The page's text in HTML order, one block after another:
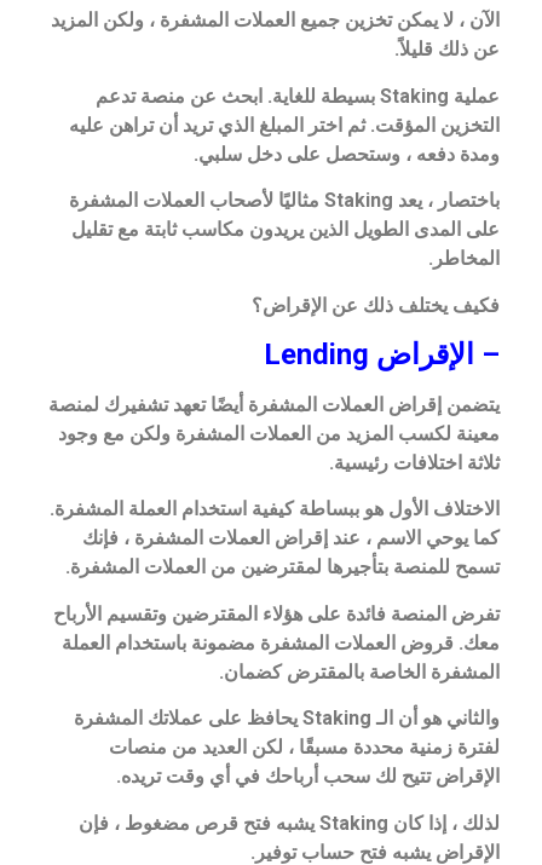
الآن ، لا يمكن تخزين جميع العملات المشفرة ، ولكن المزيد
عن ذلك قليلاً.
عملية Staking بسيطة للغاية. ابحث عن منصة تدعم
التخزين المؤقت. ثم اختر المبلغ الذي تريد أن تراهن عليه
ومدة دفعه ، وستحصل على دخل سلبي.
باختصار ، يعد Staking مثاليًا لأصحاب العملات المشفرة
على المدى الطويل الذين يريدون مكاسب ثابتة مع تقليل
المخاطر.
فكيف يختلف ذلك عن الإقراض؟
– الإقراض Lending
يتضمن إقراض العملات المشفرة أيضًا تعهد تشفيرك لمنصة
معينة لكسب المزيد من العملات المشفرة ولكن مع وجود
ثلاثة اختلافات رئيسية.
الاختلاف الأول هو ببساطة كيفية استخدام العملة المشفرة.
كما يوحي الاسم ، عند إقراض العملات المشفرة ، فإنك
تسمح للمنصة بتأجيرها لمقترضين من العملات المشفرة.
تفرض المنصة فائدة على هؤلاء المقترضين وتقسيم الأرباح
معك. قروض العملات المشفرة مضمونة باستخدام العملة
المشفرة الخاصة بالمقترض كضمان.
والثاني هو أن الـ Staking يحافظ على عملاتك المشفرة
لفترة زمنية محددة مسبقًا ، لكن العديد من منصات
الإقراض تتيح لك سحب أرباحك في أي وقت تريده.
لذلك ، إذا كان Staking يشبه فتح قرص مضغوط ، فإن
الإقراض يشبه فتح حساب توفير.